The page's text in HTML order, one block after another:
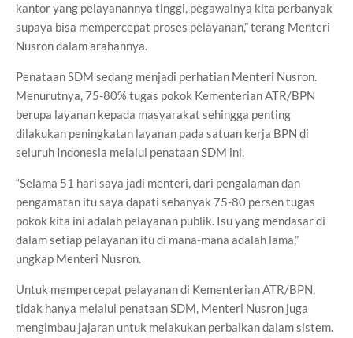
kantor yang pelayanannya tinggi, pegawainya kita perbanyak
supaya bisa mempercepat proses pelayanan,” terang Menteri
Nusron dalam arahannya.
Penataan SDM sedang menjadi perhatian Menteri Nusron.
Menurutnya, 75-80% tugas pokok Kementerian ATR/BPN
berupa layanan kepada masyarakat sehingga penting
dilakukan peningkatan layanan pada satuan kerja BPN di
seluruh Indonesia melalui penataan SDM ini.
“Selama 51 hari saya jadi menteri, dari pengalaman dan
pengamatan itu saya dapati sebanyak 75-80 persen tugas
pokok kita ini adalah pelayanan publik. Isu yang mendasar di
dalam setiap pelayanan itu di mana-mana adalah lama,”
ungkap Menteri Nusron.
Untuk mempercepat pelayanan di Kementerian ATR/BPN,
tidak hanya melalui penataan SDM, Menteri Nusron juga
mengimbau jajaran untuk melakukan perbaikan dalam sistem.